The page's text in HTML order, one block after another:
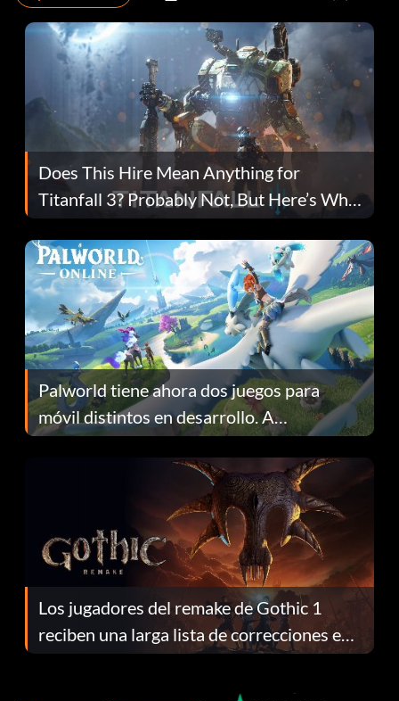
Does This Hire Mean Anything for
Titanfall 3? Probably Not, But Here’s Why
Fans Are Hopeful
Palworld tiene ahora dos juegos para
móvil distintos en desarrollo. A
continuación te explicamos por qué.
Los jugadores del remake de Gothic 1
reciben una larga lista de correcciones en
el parche 1.0.4